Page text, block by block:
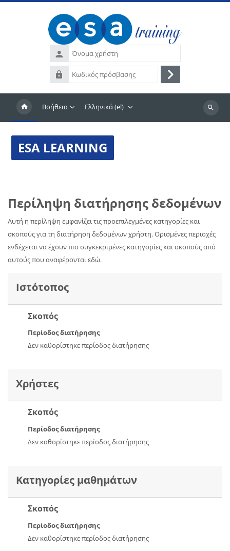
Όνομα
χρήστη
Κωδικός
πρόσβασης
Σύνδεση
Βοήθεια Ελληνικά ‎(el)‎
ESA LEARNING
Περίληψη διατήρησης δεδομένων
Αυτή η περίληψη εμφανίζει τις προεπιλεγμένες κατηγορίες και
σκοπούς για τη διατήρηση δεδομένων χρήστη. Ορισμένες περιοχές
ενδέχεται να έχουν πιο συγκεκριμένες κατηγορίες και σκοπούς από
αυτούς που αναφέρονται εδώ.
Ιστότοπος
Σκοπός
Περίοδος διατήρησης
Δεν καθορίστηκε περίοδος διατήρησης
Χρήστες
Σκοπός
Περίοδος διατήρησης
Δεν καθορίστηκε περίοδος διατήρησης
Κατηγορίες μαθημάτων
Σκοπός
Περίοδος διατήρησης
Δεν καθορίστηκε περίοδος διατήρησης